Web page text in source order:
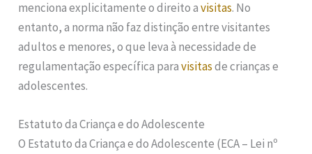
menciona explicitamente o direito avisitas. No
entanto, a norma não faz distinção entre visitantes
adultos e menores, o que leva à necessidade de
regulamentação específica paravisitasde crianças e
adolescentes.
Estatuto da Criança e do Adolescente
O Estatuto da Criança e do Adolescente (ECA – Lei nº